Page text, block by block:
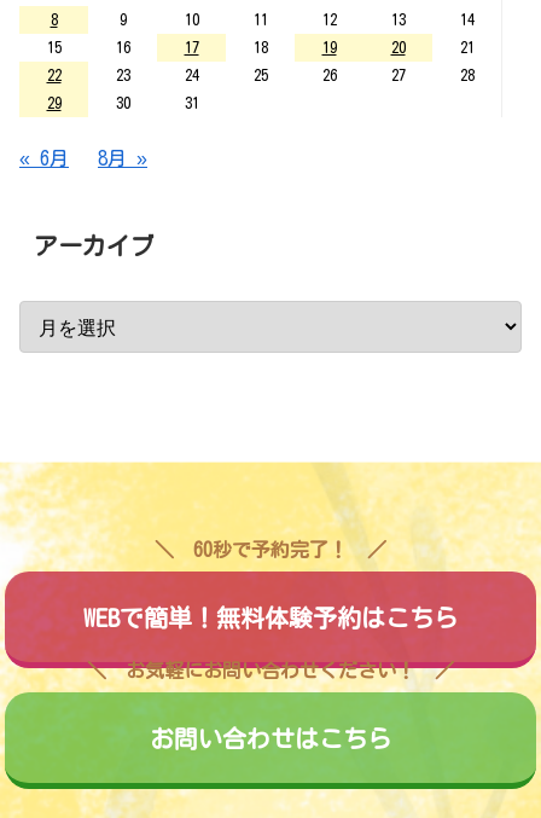
8
9 10 11 12 13
14
15
16 17 18 19 20
21
22
23 24 25 26 27
28
29
30 31
« 6月 8月 »
アーカイブ
60秒で予約完了！
WEBで簡単！無料体験予約はこちら
お気軽にお問い合わせください！
お問い合わせはこちら